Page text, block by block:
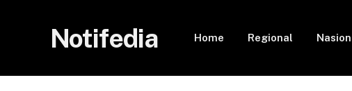
Notifedia Home Regional